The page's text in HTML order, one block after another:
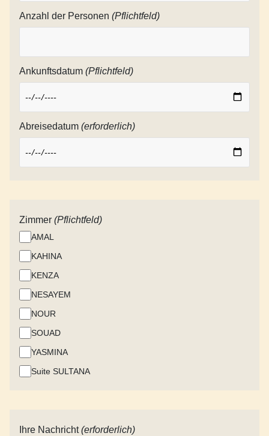
Anzahl der Personen (Pflichtfeld)
Ankunftsdatum (Pflichtfeld)
Abreisedatum (erforderlich)
Zimmer (Pflichtfeld)
AMAL
KAHINA
KENZA
NESAYEM
NOUR
SOUAD
YASMINA
Suite SULTANA
Ihre Nachricht(erforderlich)